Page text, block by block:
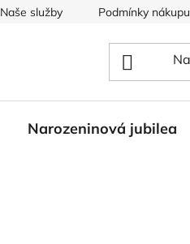
Naše služby Podmínky nákupu
Narozeninová jubilea